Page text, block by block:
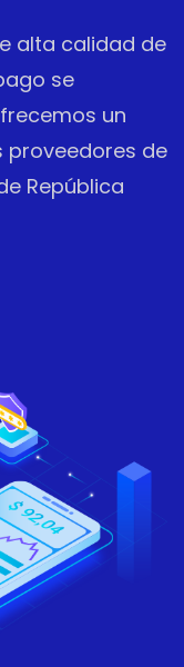
alta calidad de
se
un
proveedores de
República